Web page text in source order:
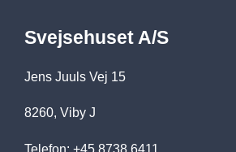
Svejsehuset A/S
Jens Juuls Vej 15
8260, Viby J